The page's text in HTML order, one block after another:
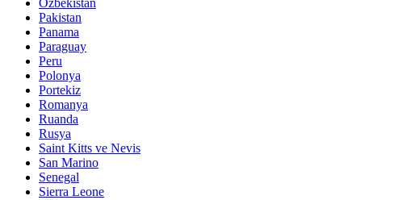
Pakistan
Panama
Paraguay
Peru
Polonya
Portekiz
Romanya
Ruanda
Rusya
Saint Kitts ve Nevis
San Marino
Senegal
Sierra Leone